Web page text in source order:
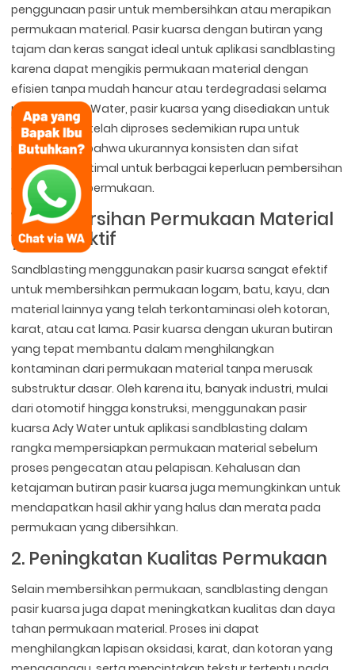
penggunaan pasir untuk membersihkan atau merapikan
permukaan material. Pasir kuarsa dengan butiran yang
tajam dan keras sangat ideal untuk aplikasi sandblasting
karena dapat mengikis permukaan material dengan
efisien tanpa mudah hancur atau terdegradasi selama
proses. Di Ady Water, pasir kuarsa yang disediakan untuk
sandblasting telah diproses sedemikian rupa untuk
memastikan bahwa ukurannya konsisten dan sifat
abrasifnya optimal untuk berbagai keperluan pembersihan
dan finishing permukaan.
1. Pembersihan Permukaan Material
yang Efektif
Sandblasting menggunakan pasir kuarsa sangat efektif
untuk membersihkan permukaan logam, batu, kayu, dan
material lainnya yang telah terkontaminasi oleh kotoran,
karat, atau cat lama. Pasir kuarsa dengan ukuran butiran
yang tepat membantu dalam menghilangkan
kontaminan dari permukaan material tanpa merusak
substruktur dasar. Oleh karena itu, banyak industri, mulai
dari otomotif hingga konstruksi, menggunakan pasir
kuarsa Ady Water untuk aplikasi sandblasting dalam
rangka mempersiapkan permukaan material sebelum
proses pengecatan atau pelapisan. Kehalusan dan
ketajaman butiran pasir kuarsa juga memungkinkan untuk
mendapatkan hasil akhir yang halus dan merata pada
permukaan yang dibersihkan.
2. Peningkatan Kualitas Permukaan
Selain membersihkan permukaan, sandblasting dengan
pasir kuarsa juga dapat meningkatkan kualitas dan daya
tahan permukaan material. Proses ini dapat
menghilangkan lapisan oksidasi, karat, dan kotoran yang